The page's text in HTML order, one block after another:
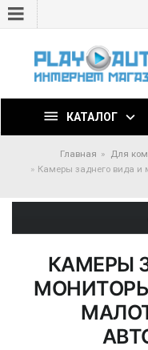
КАТАЛОГ
Главная
Для
Камеры заднего вида и
КАМЕРЫ